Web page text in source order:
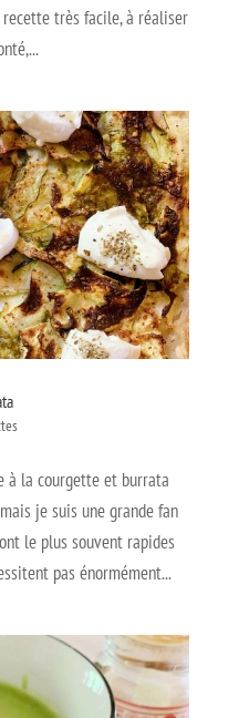
très facile, à réaliser
à la courgette et burrata
je suis une grande fan
le plus souvent rapides
pas énormément...